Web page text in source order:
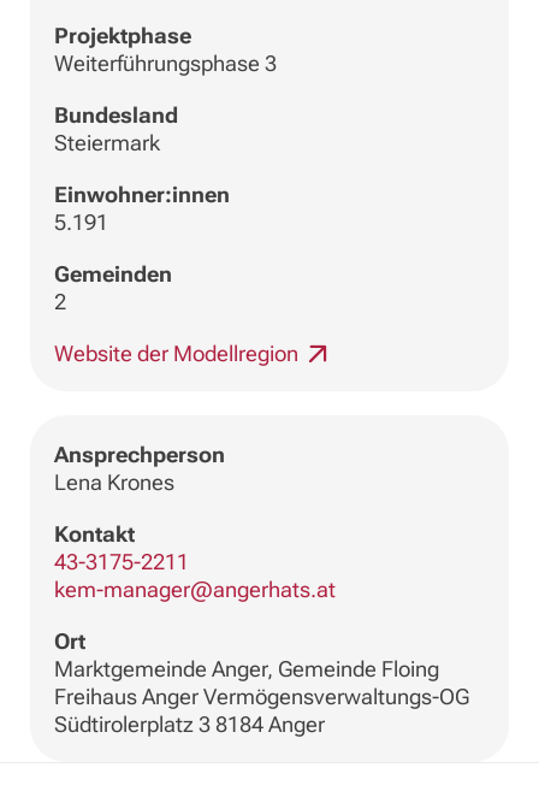
Projektphase
Weiterführungsphase 3
Bundesland
Steiermark
Einwohner:innen
5.191
Gemeinden
2
Website der Modellregion
Ansprechperson
Lena Krones
Kontakt
43-3175-2211
kem-manager@angerhats.at
Ort
Marktgemeinde Anger, Gemeinde Floing
Freihaus Anger Vermögensverwaltungs-OG
Südtirolerplatz 3 8184 Anger